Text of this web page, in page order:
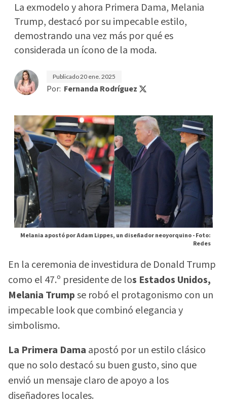
La exmodelo y ahora Primera Dama, Melania
Trump, destacó por su impecable estilo,
demostrando una vez más por qué es
considerada un ícono de la moda.
Publicado20 ene. 2025
Por: Fernanda Rodríguez
Melania apostó por Adam Lippes, un diseñador neoyorquino -Foto:
Redes
En la ceremonia de investidura de Donald Trump
como el 47.º presidente de los Estados Unidos,
Melania Trumpse robó el protagonismo con un
impecable look que combinó elegancia y
simbolismo.
La Primera Dama apostó por un estilo clásico
que no solo destacó su buen gusto, sino que
envió un mensaje claro de apoyo a los
diseñadores locales.